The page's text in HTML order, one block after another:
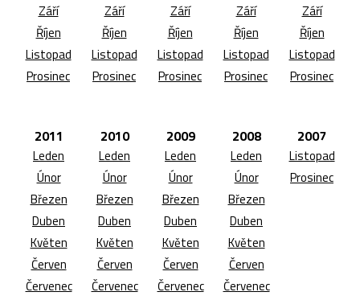
Září
Říjen
Listopad
Prosinec
Září
Říjen
Listopad
Prosinec
Září
Říjen
Listopad
Prosinec
Září
Říjen
Listopad
Prosinec
Září
Říjen
Listopad
Prosinec
2011
Leden
Únor
Březen
Duben
Květen
Červen
Červenec
2010
Leden
Únor
Březen
Duben
Květen
Červen
Červenec
2009
Leden
Únor
Březen
Duben
Květen
Červen
Červenec
2008
Leden
Únor
Březen
Duben
Květen
Červen
Červenec
2007
Listopad
Prosinec